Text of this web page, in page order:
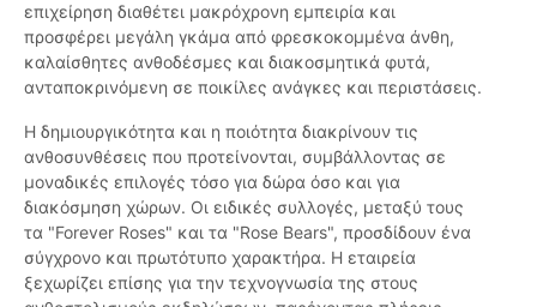
επιχείρηση διαθέτει μακρόχρονη εμπειρία και
προσφέρει μεγάλη γκάμα από φρεσκοκομμένα άνθη,
καλαίσθητες ανθοδέσμες και διακοσμητικά φυτά,
ανταποκρινόμενη σε ποικίλες ανάγκες και περιστάσεις.
Η δημιουργικότητα και η ποιότητα διακρίνουν τις
ανθοσυνθέσεις που προτείνονται, συμβάλλοντας σε
μοναδικές επιλογές τόσο για δώρα όσο και για
διακόσμηση χώρων. Οι ειδικές συλλογές, μεταξύ τους
τα "Forever Roses" και τα "Rose Bears", προσδίδουν ένα
σύγχρονο και πρωτότυπο χαρακτήρα. Η εταιρεία
ξεχωρίζει επίσης για την τεχνογνωσία της στους